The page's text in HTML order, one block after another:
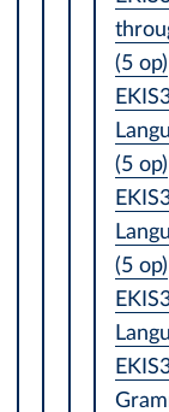
(5 op)
(5 op)
(5 op)